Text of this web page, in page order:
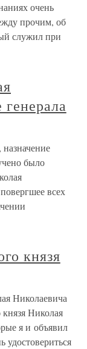
очень
прочим, об
служил при
было
всех
князя
Николаевича
Николая
я и объявил
удостовериться